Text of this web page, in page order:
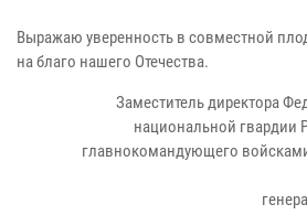
Выражаю уверенность в совместной
на благо нашего Отечества.
Заместитель директора
национальной гвардии
главнокомандующего